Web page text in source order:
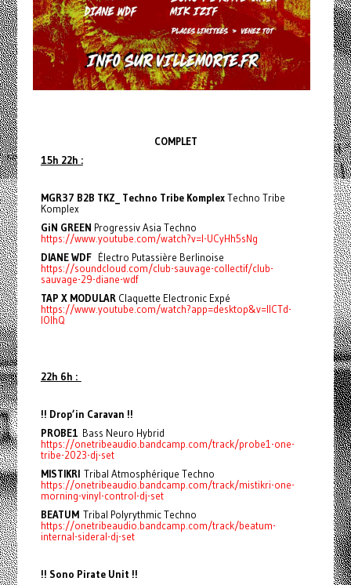
COMPLET
15h 22h :
MGR37 B2B TKZ_ Techno Tribe KomplexTechno Tribe
Komplex
GiN GREEN Progressiv Asia Techno
https://www.youtube.com/watch?v=l-UCyHh5sNg
DIANE WDFÉlectro Putassière Berlinoise
https://soundcloud.com/club-sauvage-collectif/club-
sauvage-29-diane-wdf
TAP X MODULARClaquette Electronic Expé
https://www.youtube.com/watch?app=desktop&v=IICTd-
lOlhQ
22h 6h :
!! Drop’in Caravan !!
PROBE1 Bass Neuro Hybrid
https://onetribeaudio.bandcamp.com/track/probe1-one-
tribe-2023-dj-set
MISTIKRITribal Atmosphérique Techno
https://onetribeaudio.bandcamp.com/track/mistikri-one-
morning-vinyl-control-dj-set
BEATUMTribal Polyrythmic Techno
https://onetribeaudio.bandcamp.com/track/beatum-
internal-sideral-dj-set
!! Sono Pirate Unit !!